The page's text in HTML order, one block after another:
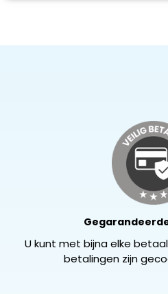
U kunt met bijna elke
betalingen zijn